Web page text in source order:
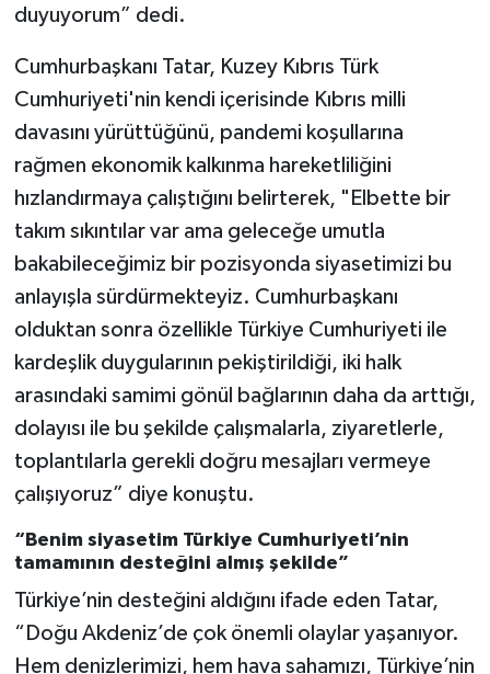
duyuyorum” dedi.
Cumhurbaşkanı Tatar, Kuzey Kıbrıs Türk
Cumhuriyeti'nin kendi içerisinde Kıbrıs milli
davasını yürüttüğünü, pandemi koşullarına
rağmen ekonomik kalkınma hareketliliğini
hızlandırmaya çalıştığını belirterek, "Elbette bir
takım sıkıntılar var ama geleceğe umutla
bakabileceğimiz bir pozisyonda siyasetimizi bu
anlayışla sürdürmekteyiz. Cumhurbaşkanı
olduktan sonra özellikle Türkiye Cumhuriyeti ile
kardeşlik duygularının pekiştirildiği, iki halk
arasındaki samimi gönül bağlarının daha da arttığı,
dolayısı ile bu şekilde çalışmalarla, ziyaretlerle,
toplantılarla gerekli doğru mesajları vermeye
çalışıyoruz” diye konuştu.
“Benim siyasetim Türkiye Cumhuriyeti’nin
tamamının desteğini almış şekilde”
Türkiye’nin desteğini aldığını ifade eden Tatar,
“Doğu Akdeniz’de çok önemli olaylar yaşanıyor.
Hem denizlerimizi, hem hava sahamızı, Türkiye’nin